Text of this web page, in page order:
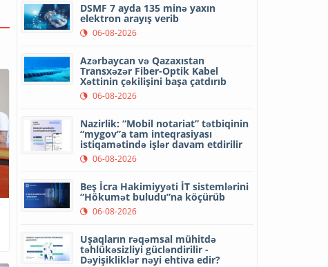
DSMF 7 ayda 135 minə yaxın
elektron arayış verib
06-08-2026
Azərbaycan və Qazaxıstan
Transxəzər Fiber-Optik Kabel
Xəttinin çəkilişini başa çatdırıb
06-08-2026
Nazirlik: “Mobil notariat” tətbiqinin
“mygov”a tam inteqrasiyası
istiqamətində işlər davam etdirilir
06-08-2026
Beş İcra Hakimiyyəti İT sistemlərini
“Hökumət buludu”na köçürüb
06-08-2026
Uşaqların rəqəmsal mühitdə
təhlükəsizliyi gücləndirilir -
Dəyişikliklər nəyi ehtiva edir?